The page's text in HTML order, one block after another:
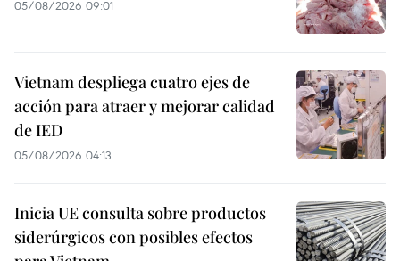
05/08/2026 09:01
Vietnam despliega cuatro ejes de
acción para atraer y mejorar calidad
de IED
05/08/2026 04:13
Inicia UE consulta sobre productos
siderúrgicos con posibles efectos